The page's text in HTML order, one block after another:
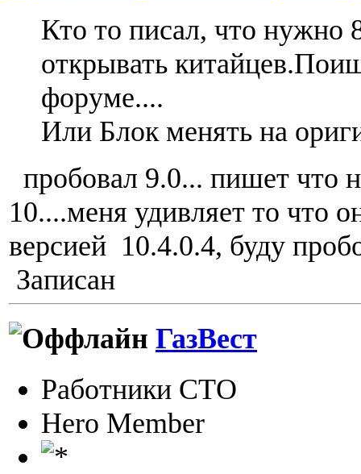
Кто то писал, что нужно
открывать
форуме....
Или Блок менять на
пробовал 9.0... пишет что
10....меня удивляет то что
версией 10.4.0.4, буду
Записан
ГазВест
Работники СТО
Hero Member